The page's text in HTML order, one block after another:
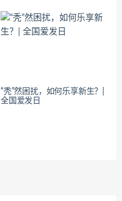
“秃”然困扰，如何乐享新生？|
全国爱发日